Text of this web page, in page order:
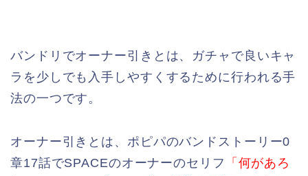
バンドリでオーナー引きとは、ガチャで良いキャ
ラを少しでも入手しやすくするために行われる手
法の一つです。
オーナー引きとは、ポピパのバンドストーリー0
章17話でSPACEのオーナーのセリフ
「何があろ